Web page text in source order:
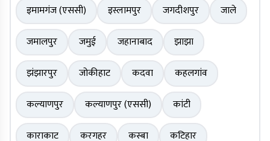
इमामगंज (एससी)
इस्लामपुर जगदीशपुर
जाले
जमालपुर
जमुई जहानाबाद
झाझा
झंझारपुर
जोकीहाट कदवा
कहलगांव
कल्याणपुर
कल्याणपुर (एससी)
कांटी
काराकाट
करगहर कस्बा
कटिहार